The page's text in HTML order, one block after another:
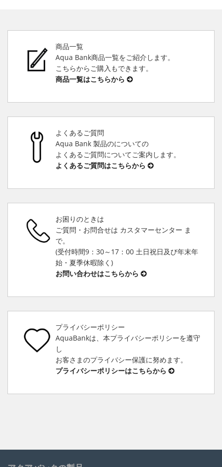
商品一覧
Aqua Bank商品一覧をご紹介します。
こちらからご購入もできます。
商品一覧はこちらから
よくあるご質問
Aqua Bank 製品のについての
よくあるご質問についてご案内します。
よくあるご質問はこちらから
お困りのときは
ご質問・お問合せは カスタマーセンター ま
で。
(受付時間9：30～17：00 土日祝日及び年末年
始・夏季休暇除く)
お問い合わせはこちらから
プライバシーポリシー
AquaBankは、本プライバシーポリシーを遵守
し
お客さまのプライバシー保護に努めます。
プライバシーポリシーはこちらから